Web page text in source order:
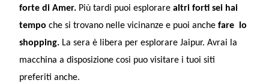
forte di Amer. Più tardi puoi esplorarealtri forti sei hai
tempo che si trovano nelle vicinanze e puoi anchefare lo
shopping. La sera è libera per esplorare Jaipur. Avrai la
macchina a disposizione cosi puo visitare i tuoi siti
preferiti anche.